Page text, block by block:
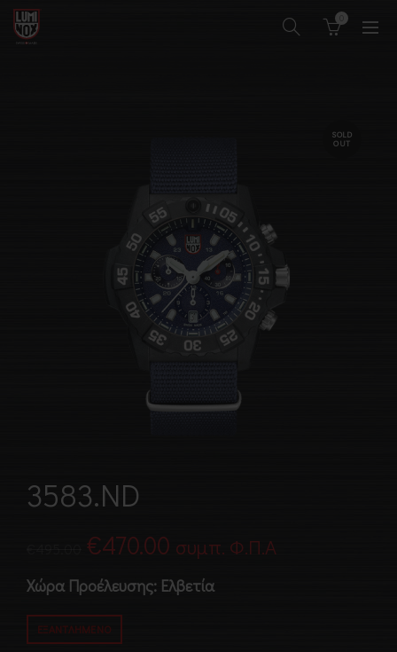
SOLD
OUT
3583.ND
Original
price
was:
€470.00 Η
τρέχουσα
συμπ. Φ.Π.Α
Χώρα Προέλευσης: Ελβετία
ΕΞΑΝΤΛΗΜΈΝΟ